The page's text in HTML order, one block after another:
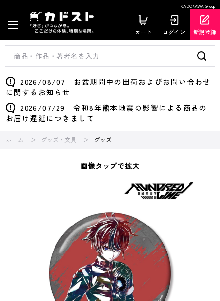
KADOKAWA Group
カート ログイン 新規登録
2026/08/07 お盆期間中の出荷およびお問い合わせ
に関するお知らせ
2026/07/29 令和8年熊本地震の影響による商品の
お届け遅延につきまして
ホーム グッズ・文具 グッズ
画像タップで拡大